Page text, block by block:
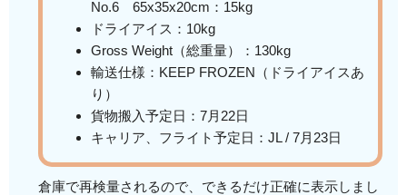
No.6 65x35x20cm：15kg
ドライアイス：10kg
Gross Weight（総重量）：130kg
輸送仕様：KEEP FROZEN（ドライアイスあ
り）
貨物搬入予定日：7月22日
キャリア、フライト予定日：JL / 7月23日
倉庫で再検量されるので、できるだけ正確に表示しまし